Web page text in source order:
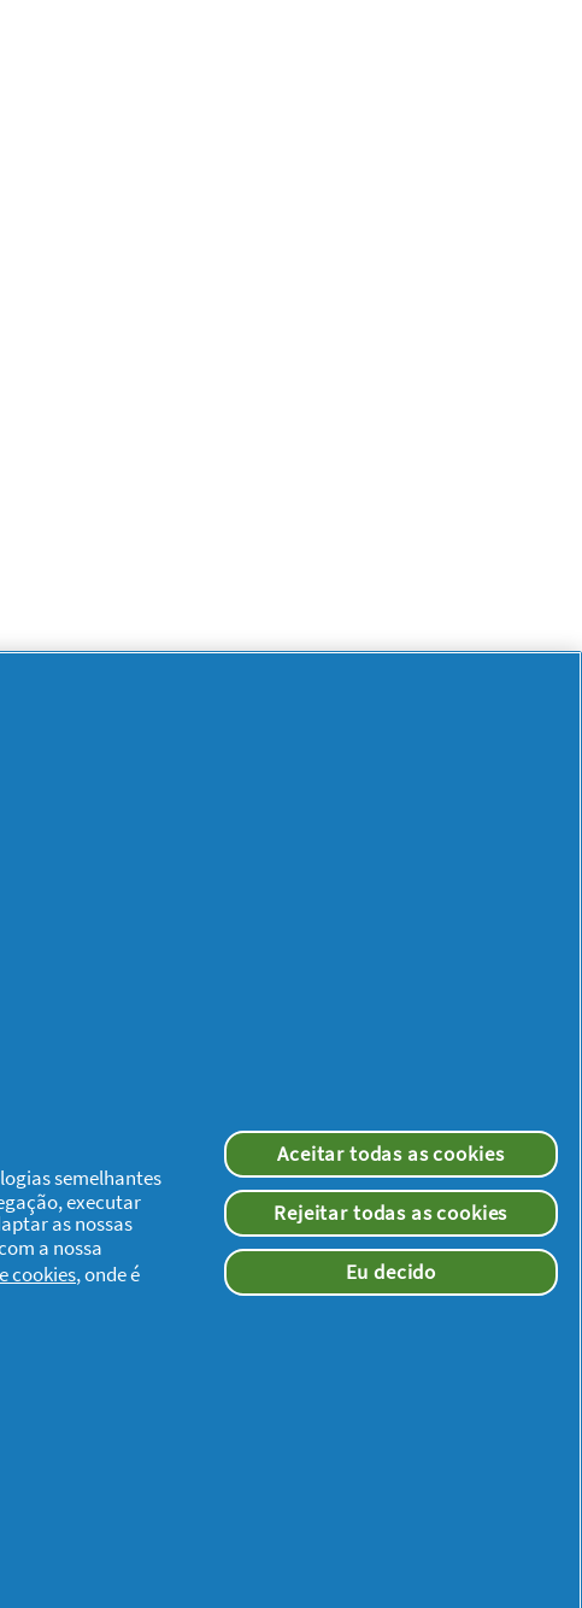
semelhantes
executar
as nossas
a nossa
cookies, onde é
Aceitar todas as cookies
Rejeitar todas as cookies
Eu decido